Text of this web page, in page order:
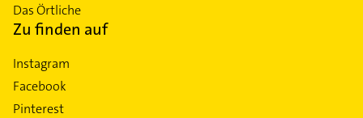
Das Örtliche
Zu finden auf
Instagram
Facebook
Pinterest